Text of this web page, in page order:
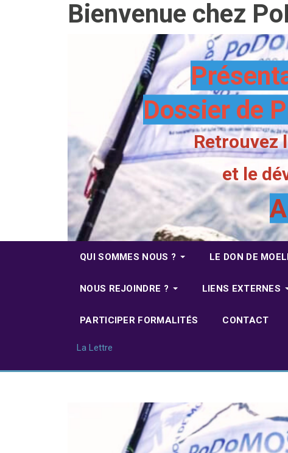
Bienvenue chez
Dossier de
Retrouvez
et le
QUI SOMMES NOUS ? LE DON DE
NOUS REJOINDRE ? LIENS EXTERNES
PARTICIPER FORMALITÉS CONTACT
La Lettre